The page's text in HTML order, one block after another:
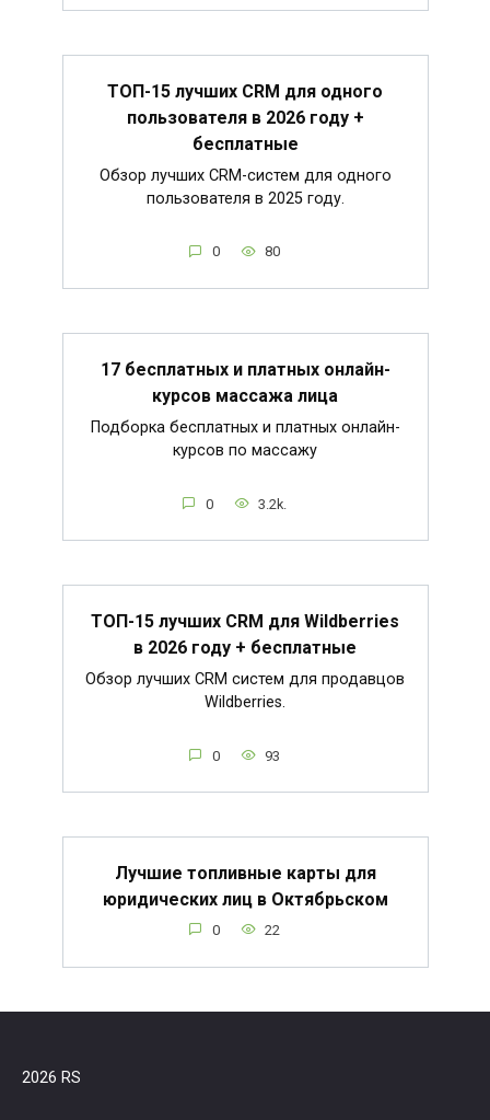
ТОП-15 лучших CRM для одного
пользователя в 2026 году +
бесплатные
Обзор лучших CRM-систем для одного
пользователя в 2025 году.
0 80
17 бесплатных и платных онлайн-
курсов массажа лица
Подборка бесплатных и платных онлайн-
курсов по массажу
0 3.2k.
ТОП-15 лучших CRM для Wildberries
в 2026 году + бесплатные
Обзор лучших CRM систем для продавцов
Wildberries.
0 93
Лучшие топливные карты для
юридических лиц в Октябрьском
0 22
2026 RS